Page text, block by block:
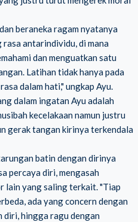
beraneka ragam nyatanya
antarindividu, di mana
dan menguatkan satu
Latihan tidak hanya pada
dalam hati," ungkap Ayu.
dalam ingatan Ayu adalah
kecelakaan namun justru
gerak tangan kirinya terkendala
batin dengan dirinya
percaya diri, mengasah
lain yang saling terkait. "Tiap
ada yang concern dengan
diri, hingga ragu dengan